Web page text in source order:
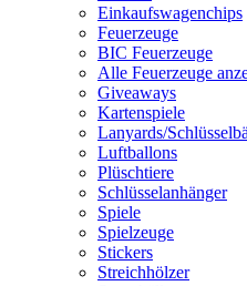
Einkaufswagenchips
Feuerzeuge
BIC Feuerzeuge
Alle Feuerzeuge
Giveaways
Kartenspiele
Lanyards/
Luftballons
Plüschtiere
Schlüsselanhänger
Spiele
Spielzeuge
Stickers
Streichhölzer